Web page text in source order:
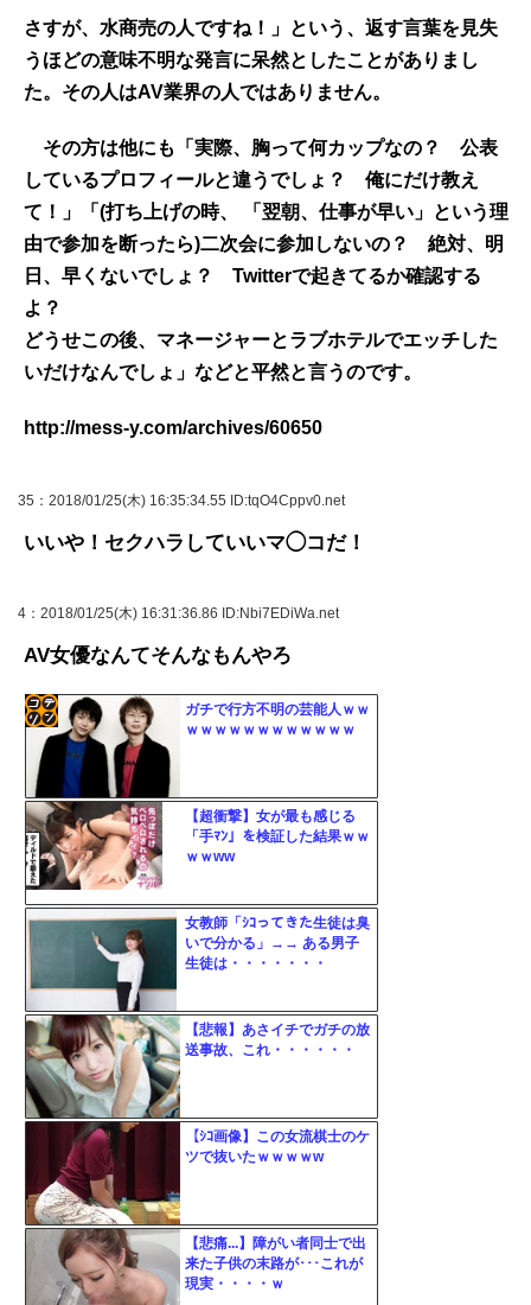
さすが、水商売の人ですね！」という、返す言葉を見失
うほどの意味不明な発言に呆然としたことがありまし
た。その人はAV業界の人ではありません。
その方は他にも「実際、胸って何カップなの？ 公表
しているプロフィールと違うでしょ？ 俺にだけ教え
て！」「(打ち上げの時、 「翌朝、仕事が早い」という理
由で参加を断ったら)二次会に参加しないの？ 絶対、明
日、早くないでしょ？ Twitterで起きてるか確認する
よ？
どうせこの後、マネージャーとラブホテルでエッチした
いだけなんでしょ」などと平然と言うのです。
http://mess-y.com/archives/60650
35 ：2018/01/25(木) 16:35:34.55 ID:tqO4Cppv0.net
いいや！セクハラしていいマ◯コだ！
4 ：2018/01/25(木) 16:31:36.86 ID:Nbi7EDiWa.net
AV女優なんてそんなもんやろ
ガチで行方不明の芸能人ｗｗ
ｗｗｗｗｗｗｗｗｗｗｗｗ
【超衝撃】女が最も感じる
「手ﾏﾝ」を検証した結果ｗｗ
ｗｗww
女教師「ｼｺってきた生徒は臭
いで分かる」→→ ある男子
生徒は・・・・・・・
【悲報】あさイチでガチの放
送事故、これ・・・・・・
【ｼｺ画像】この女流棋士のケ
ツで抜いたｗｗｗｗw
【悲痛...】障がい者同士で出
来た子供の末路が･･･これが
現実・・・・ｗ
コテ
リン
- 固
定リ
ンク
自動
更新
ル